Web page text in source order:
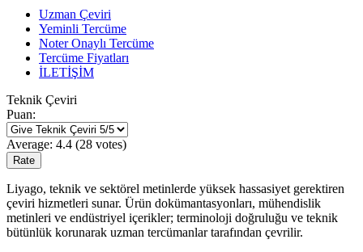
Uzman Çeviri
Yeminli Tercüme
Noter Onaylı Tercüme
Tercüme Fiyatları
İLETİŞİM
Teknik Çeviri
Puan:
Average: 4.4 (28 votes)
Liyago, teknik ve sektörel metinlerde yüksek hassasiyet gerektiren
çeviri hizmetleri sunar. Ürün dokümantasyonları, mühendislik
metinleri ve endüstriyel içerikler; terminoloji doğruluğu ve teknik
bütünlük korunarak uzman tercümanlar tarafından çevrilir.